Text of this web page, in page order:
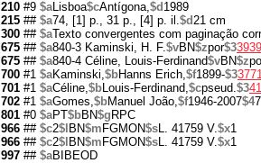
210 #9 $aLisboa$cAntígona,$d 1989
215 ## $a74, [1] p., 31 p., [4] p. il.$d21 cm
300 ## $aTexto convergentes com paginação
675 ## $a840-3 Kaminski, H. F.$vBN$zpor$3
675 ## $a840-4 Céline, Louis-Ferdinand$vBN$z
700 #1 $aKaminski,$bHanns Erich,$f1899-$3
701 #1 $aCéline,$bLouis-Ferdinand,$cpseud.$3
702 #1 $aGomes,$bManuel João,$f1946-2007$4
801 #0 $aPT$bBN$g RPC
966 ## $c2$l BN$m FGMON$sL. 41759 V.$x1
966 ## $c2$l BN$m FGMON$sL. 41759 V.$x1
997 ## $aBIBEOD